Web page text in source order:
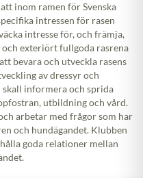
inom ramen för Svenska
intressen för rasen
intresse för, och främja,
exteriört fullgoda rasrena
bevara och utveckla rasens
av dressyr och
skall informera och sprida
utbildning och vård.
arbetar med frågor som har
och hundägandet. Klubben
goda relationer mellan